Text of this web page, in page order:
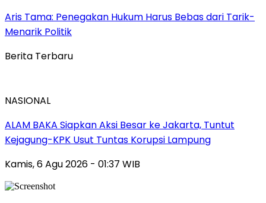
Aris Tama: Penegakan Hukum Harus Bebas dari Tarik-
Menarik Politik
Berita Terbaru
NASIONAL
ALAM BAKA Siapkan Aksi Besar ke Jakarta, Tuntut
Kejagung-KPK Usut Tuntas Korupsi Lampung
Kamis, 6 Agu 2026 - 01:37 WIB